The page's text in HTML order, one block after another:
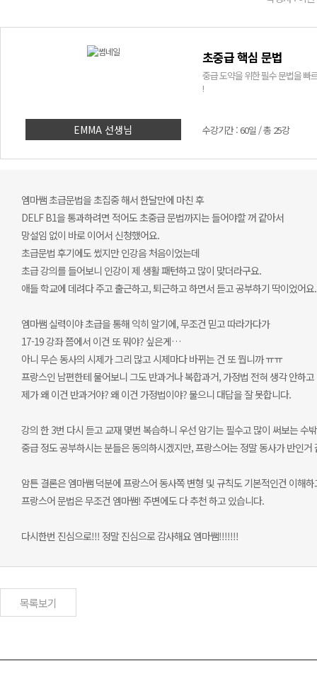
EMMA 선생님
초중급 핵심 문법
중급 도약을 위한 필수 문법을 빠
!
수강기간 : 60일 / 총 25강
엠마쌤 초급문법을 초집중 해서 한달만에 마친 후
DELF B1을 통과하려면 적어도 초중급 문법까지는 들어야할 꺼 같아서
망설임 없이 바로 이어서 신청했어요.
초급문법 후기에도 썼지만 인강음 처음이었는데
초급 강의를 들어보니 인강이 제 생활 패턴하고 많이 맞더라구요.
애들 학교에 데려다 주고 출근하고, 퇴근하고 하면서 듣고 공부하기 딱이었어요.
엠마쌤 실력이야 초급을 통해 익히 알기에, 무조건 믿고 따라가다가
17-19 강좌 쯤에서 이건 또 뭐야? 싶은게…
아니 무슨 동사의 시제가 그리 많고 시제마다 바뀌는 건 또 뭡니까 ㅠㅠ
프랑스인 남편한테 물어보니 그도 반과거나 복합과거, 가정법 전혀 생각 안하
제가 왜 이건 반과거야? 왜 이건 가정법이야? 물으니 대답을 잘 못합니다.
강의 한 3번 다시 듣고 교재 몇번 복습하니 우선 암기는 필수고 많이 써보는 수
중급 정도 공부하시는 분들은 동의하시겠지만, 프랑스어는 정말 동사가 반인거
암튼 결론은 엠마쌤 덕분에 프랑스어 동사쪽 변형 및 규칙도 기본적인건 이해
프랑스어 문법은 무조건 엠마쌤! 주변에도 다 추천 하고 있습니다.
다시한번 진심으로!!! 정말 진심으로 감사해요 엠마쌤!!!!!!!
목록보기